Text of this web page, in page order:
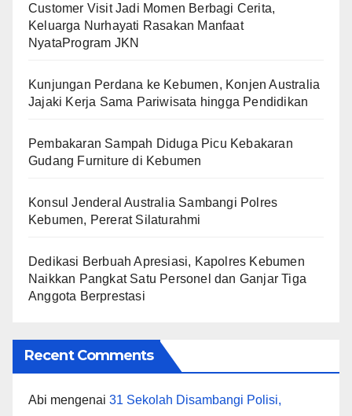
Customer Visit Jadi Momen Berbagi Cerita,
Keluarga Nurhayati Rasakan Manfaat
NyataProgram JKN
Kunjungan Perdana ke Kebumen, Konjen Australia
Jajaki Kerja Sama Pariwisata hingga Pendidikan
Pembakaran Sampah Diduga Picu Kebakaran
Gudang Furniture di Kebumen
Konsul Jenderal Australia Sambangi Polres
Kebumen, Pererat Silaturahmi
Dedikasi Berbuah Apresiasi, Kapolres Kebumen
Naikkan Pangkat Satu Personel dan Ganjar Tiga
Anggota Berprestasi
Recent Comments
Abi mengenai 31 Sekolah Disambangi Polisi,